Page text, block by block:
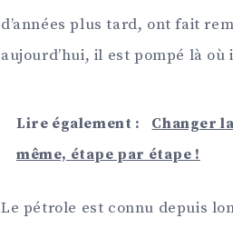
d’années plus tard, ont fait
aujourd’hui, il est pompé là
Lire également :
Changer
même, étape par étape !
Le pétrole est connu depuis